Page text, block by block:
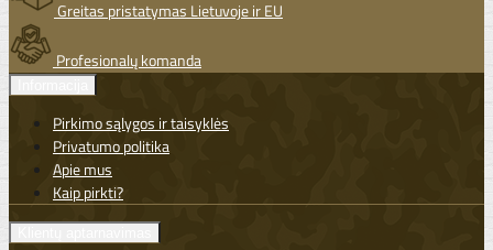
Greitas pristatymas Lietuvoje ir EU
Profesionalų komanda
Pirkimo sąlygos ir taisyklės
Privatumo politika
Apie mus
Kaip pirkti?